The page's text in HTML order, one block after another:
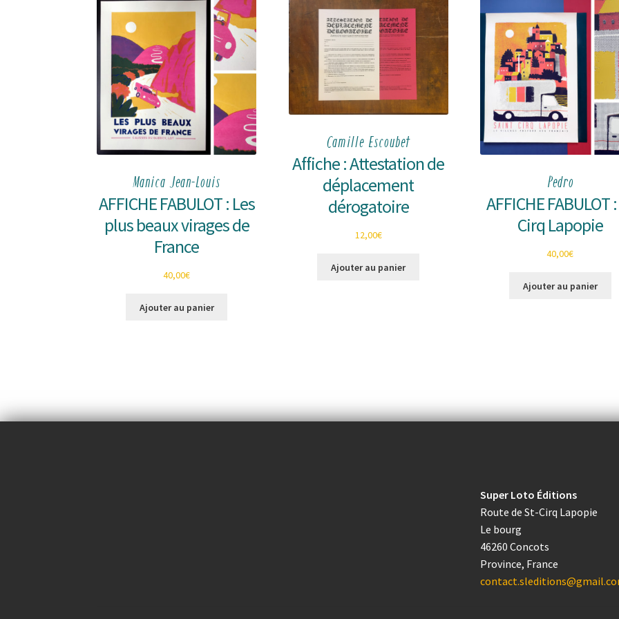
Manica Jean-Louis
AFFICHE FABULOT : Les
plus beaux virages de
France
40,00€
Ajouter au panier
Camille Escoubet
Affiche : Attestation de
déplacement
dérogatoire
12,00€
Ajouter au panier
Pedro
AFFICHE FABULOT
Cirq Lapopie
40,00€
Ajouter au panier
Super Loto Éditions
Route de St-Cirq Lapopie
Le bourg
46260 Concots
Province, France